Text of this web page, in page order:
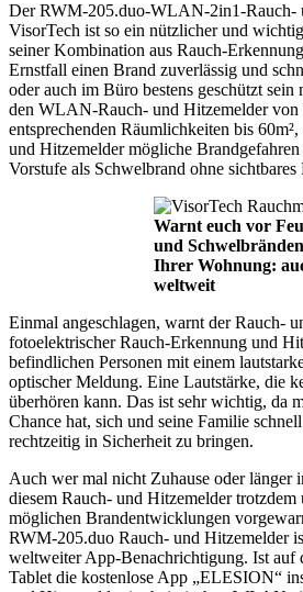
Der RWM-205.duo-WLAN-2in1-Rauch-
VisorTech ist so ein nützlicher und
seiner Kombination aus Rauch-
Ernstfall einen Brand zuverlässig und
oder auch im Büro bestens geschützt sein
den WLAN-Rauch- und Hitzemelder von
entsprechenden Räumlichkeiten bis
und Hitzemelder mögliche
Vorstufe als Schwelbrand ohne sichtbares
Warnt euch vor
und
Ihrer Wohnung:
weltweit
Einmal angeschlagen, warnt der Rauch-
fotoelektrischer Rauch-Erkennung und
befindlichen Personen mit einem
optischer Meldung. Eine Lautstärke, die
überhören kann. Das ist sehr wichtig, da
Chance hat, sich und seine Familie
rechtzeitig in Sicherheit zu bringen.
Auch wer mal nicht Zuhause oder länger
diesem Rauch- und Hitzemelder trotzdem
möglichen Brandentwicklungen
RWM-205.duo Rauch- und Hitzemelder
weltweiter App-Benachrichtigung. Ist auf
Tablet die kostenlose App „ELESION“